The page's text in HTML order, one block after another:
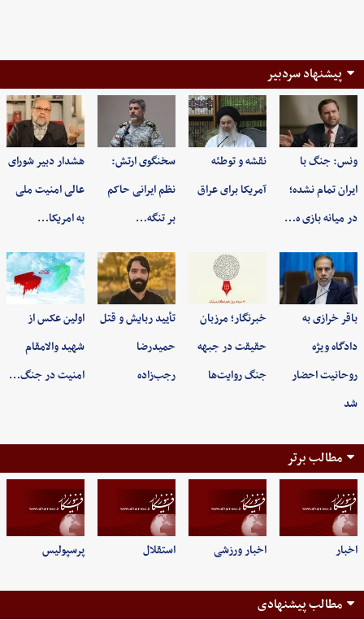
پیشنهاد سردبیر
ونس: جنگ با
ایران تمام نشده؛
در میانه بازی ه…
نقشه و توطئه
آمریکا برای عراق
سخنگوی ارتش:
نظم ایرانی حاکم
بر تنگه…
هشدار دبیر شورای
عالی امنیت ملی
به امریکا…
باقر خرازی به
دادگاه ویژه
روحانیت احضار
شد
خبرنگار؛ مرزبان
حقیقت در جبهه
جنگ روایت‌ها
تأیید ربایش و قتل
حمیدرضا
رجب‌زاده
اولین عکس از
شهید والامقام
امنیت در جنگ…
مطالب برتر
اخبار اخبار ورزشی استقلال پرسپولیس
مطالب پیشنهادی